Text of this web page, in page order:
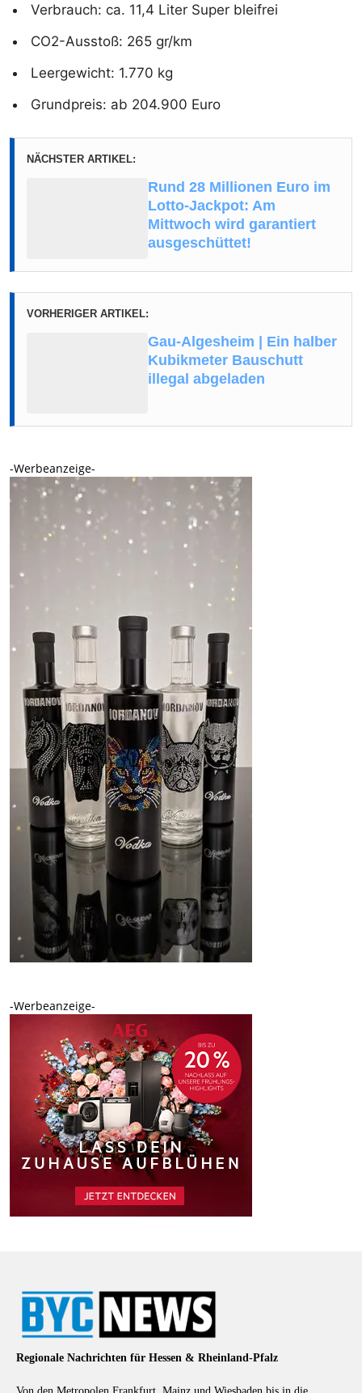
Verbrauch: ca. 11,4 Liter Super bleifrei
CO2-Ausstoß: 265 gr/km
Leergewicht: 1.770 kg
Grundpreis: ab 204.900 Euro
NÄCHSTER ARTIKEL:
Rund 28 Millionen Euro im
Lotto-Jackpot: Am
Mittwoch wird garantiert
ausgeschüttet!
VORHERIGER ARTIKEL:
Gau-Algesheim | Ein halber
Kubikmeter Bauschutt
illegal abgeladen
-Werbeanzeige-
-Werbeanzeige-
Regionale Nachrichten für Hessen & Rheinland-Pfalz